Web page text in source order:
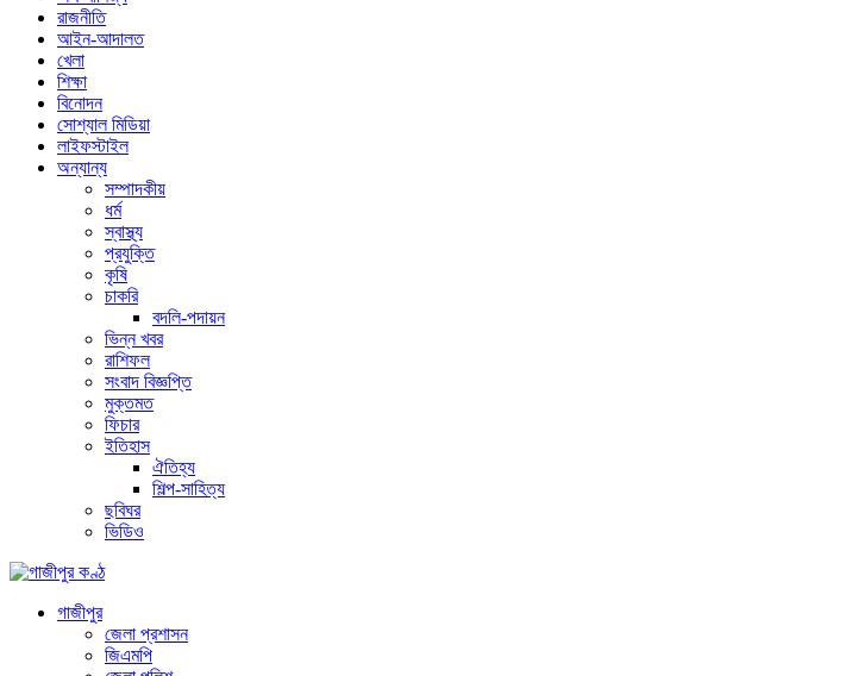
রাজনীতি
আইন-আদালত
খেলা
শিক্ষা
বিনোদন
সোশ্যাল মিডিয়া
লাইফস্টাইল
অন্যান্য
সম্পাদকীয়
ধর্ম
স্বাস্থ্য
প্রযুক্তি
কৃষি
চাকরি
বদলি-পদায়ন
ভিন্ন খবর
রাশিফল
সংবাদ বিজ্ঞপ্তি
মুক্তমত
ফিচার
ইতিহাস
ঐতিহ্য
শিল্প-সাহিত্য
ছবিঘর
ভিডিও
গাজীপুর
জেলা প্রশাসন
জিএমপি